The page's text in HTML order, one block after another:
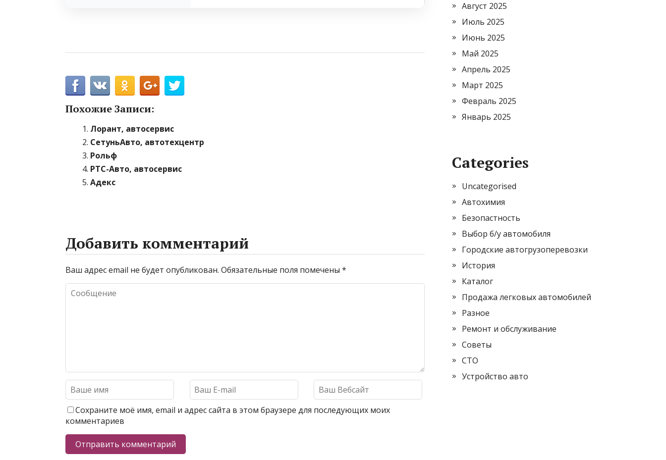
Похожие Записи:
Лорант, автосервис
СетуньАвто, автотехцентр
Рольф
РТС-Авто, автосервис
Адекс
Добавить комментарий
Ваш адрес email не будет опубликован. Обязательные поля помечены *
Сохраните моё имя, email и адрес сайта в этом браузере для последующих моих
комментариев
Август 2025
Июль 2025
Июнь 2025
Май 2025
Апрель 2025
Март 2025
Февраль 2025
Январь 2025
Categories
Uncategorised
Автохимия
Безопастность
Выбор б/у автомобиля
Городские автогрузоперевозки
История
Каталог
Продажа легковых автомобилей
Разное
Ремонт и обслуживание
Советы
СТО
Устройство авто